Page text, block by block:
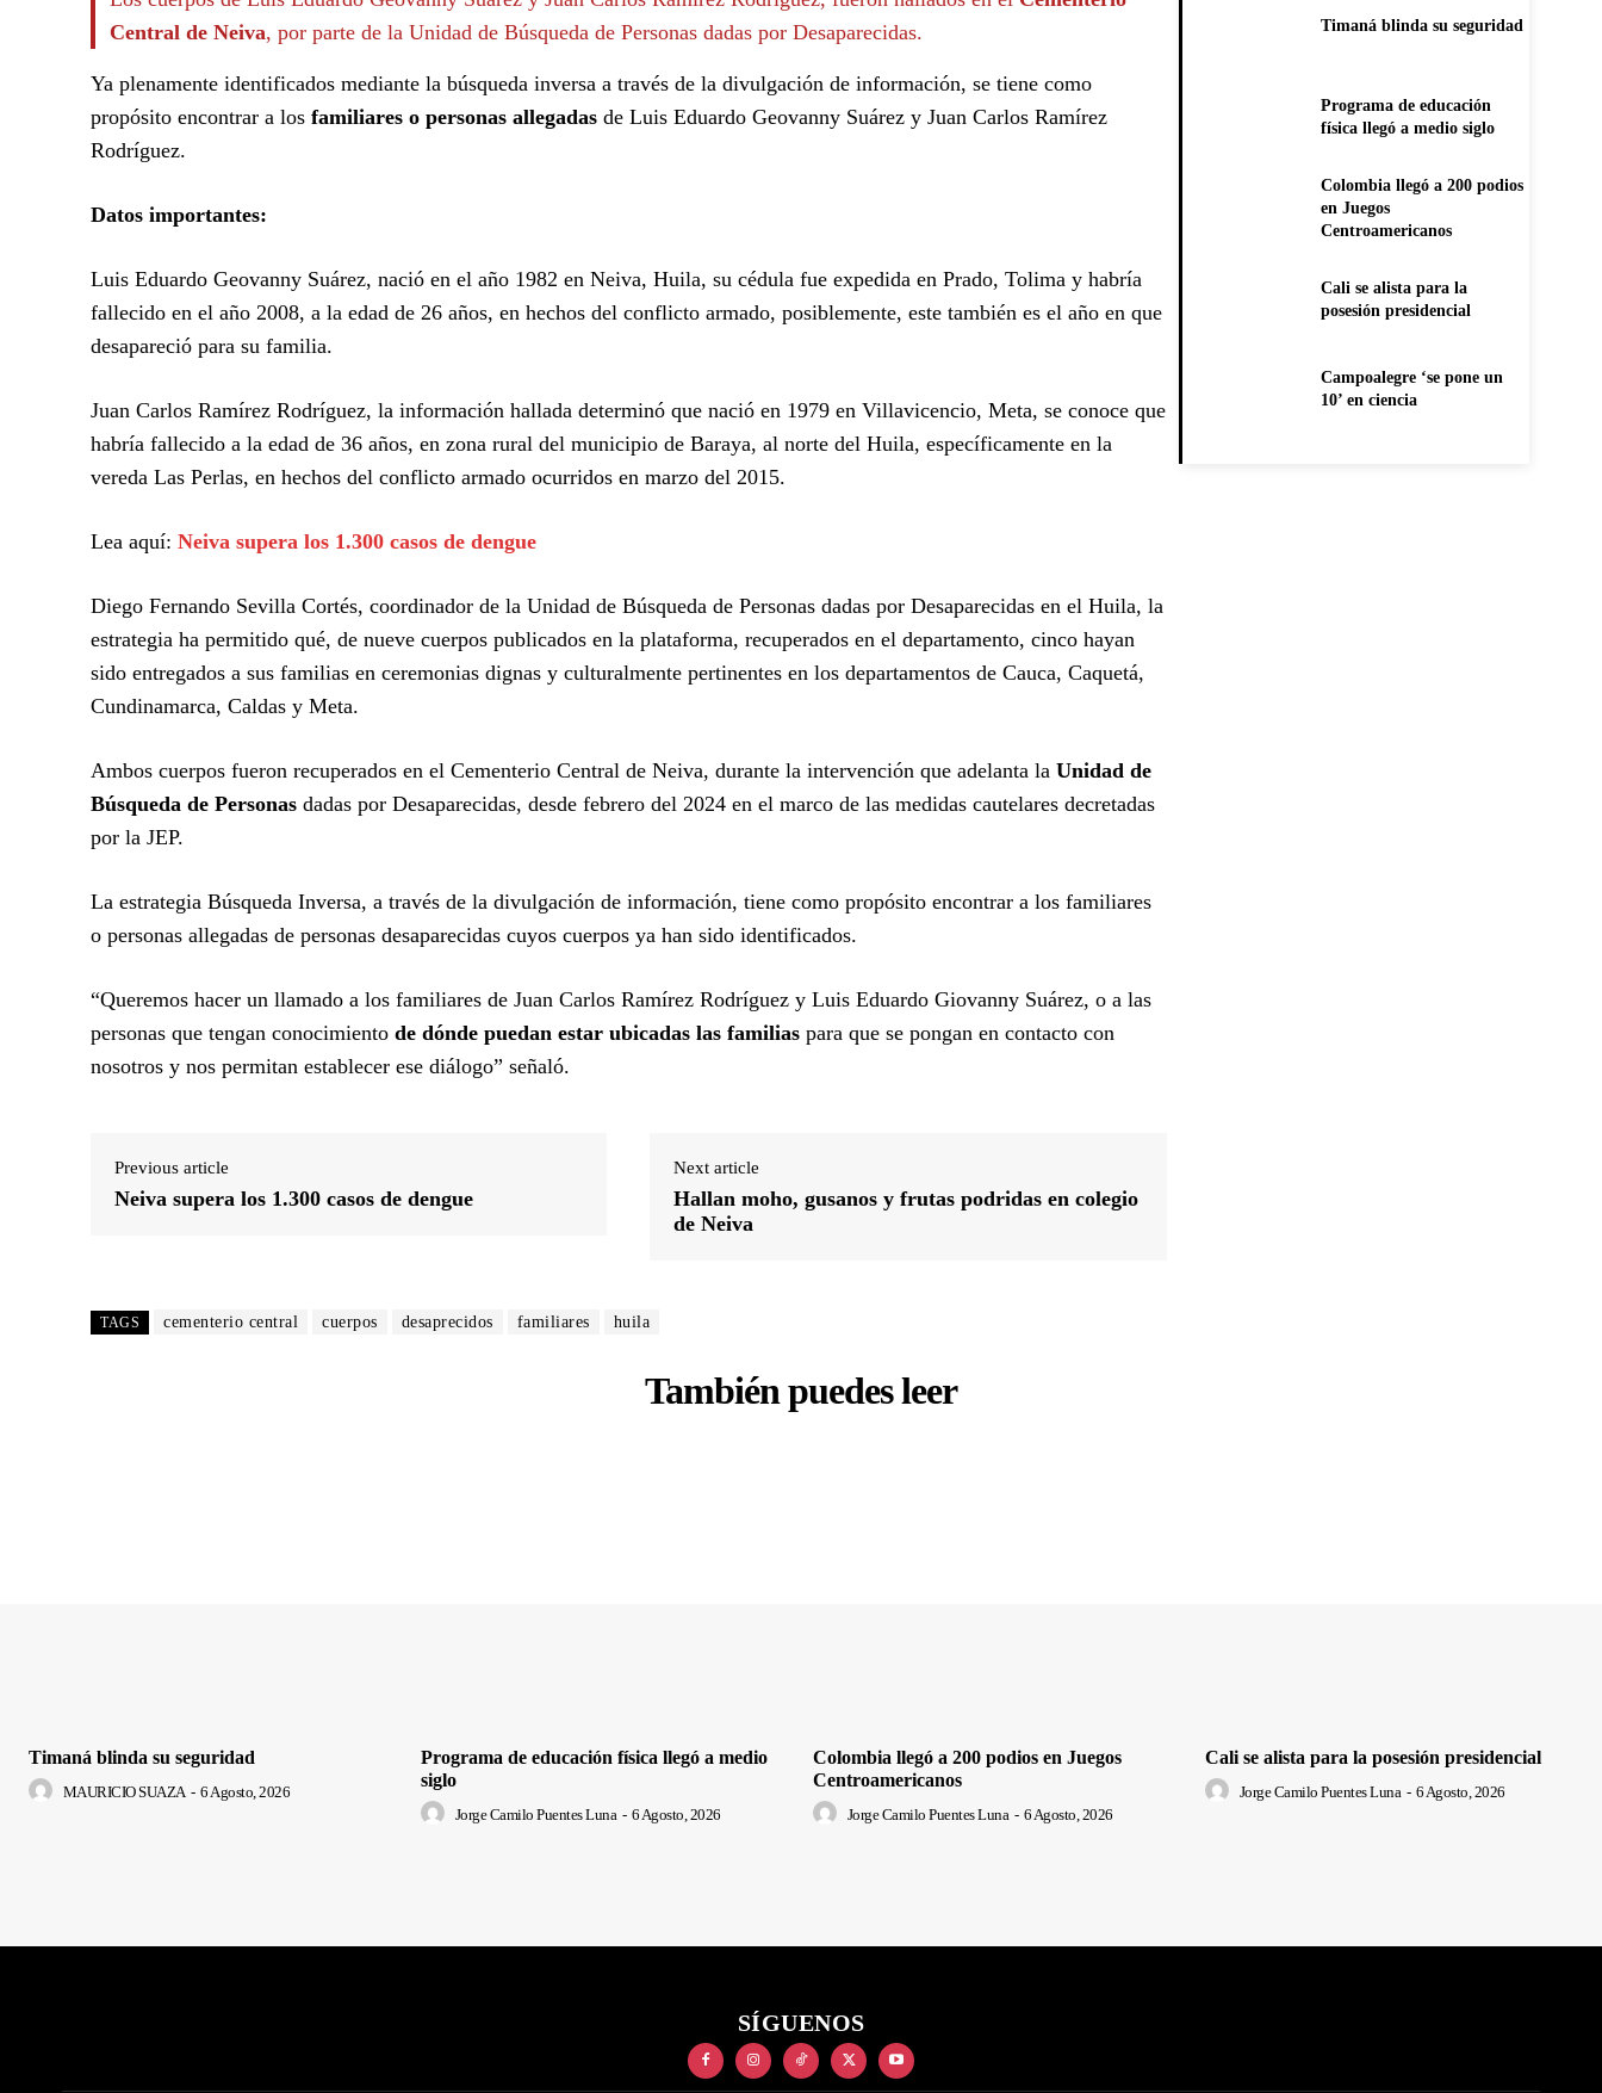
Central de Neiva, por parte de la Unidad de Búsqueda de Personas dadas por Desaparecidas.
Ya plenamente identificados mediante la búsqueda inversa a través de la divulgación de información, se tiene como
propósito encontrar a los familiares o personas allegadas de Luis Eduardo Geovanny Suárez y Juan Carlos Ramírez
Rodríguez.
Datos importantes:
Luis Eduardo Geovanny Suárez, nació en el año 1982 en Neiva, Huila, su cédula fue expedida en Prado, Tolima y habría
fallecido en el año 2008, a la edad de 26 años, en hechos del conflicto armado, posiblemente, este también es el año en que
desapareció para su familia.
Juan Carlos Ramírez Rodríguez, la información hallada determinó que nació en 1979 en Villavicencio, Meta, se conoce que
habría fallecido a la edad de 36 años, en zona rural del municipio de Baraya, al norte del Huila, específicamente en la
vereda Las Perlas, en hechos del conflicto armado ocurridos en marzo del 2015.
Lea aquí: Neiva supera los 1.300 casos de dengue
Diego Fernando Sevilla Cortés, coordinador de la Unidad de Búsqueda de Personas dadas por Desaparecidas en el Huila, la
estrategia ha permitido qué, de nueve cuerpos publicados en la plataforma, recuperados en el departamento, cinco hayan
sido entregados a sus familias en ceremonias dignas y culturalmente pertinentes en los departamentos de Cauca, Caquetá,
Cundinamarca, Caldas y Meta.
Ambos cuerpos fueron recuperados en el Cementerio Central de Neiva, durante la intervención que adelanta la Unidad de
Búsqueda de Personas dadas por Desaparecidas, desde febrero del 2024 en el marco de las medidas cautelares decretadas
por la JEP.
La estrategia Búsqueda Inversa, a través de la divulgación de información, tiene como propósito encontrar a los familiares
o personas allegadas de personas desaparecidas cuyos cuerpos ya han sido identificados.
“Queremos hacer un llamado a los familiares de Juan Carlos Ramírez Rodríguez y Luis Eduardo Giovanny Suárez, o a las
personas que tengan conocimiento de dónde puedan estar ubicadas las familias para que se pongan en contacto con
nosotros y nos permitan establecer ese diálogo” señaló.
Previous article
Neiva supera los 1.300 casos de dengue
Next article
Hallan moho, gusanos y frutas podridas en colegio
de Neiva
TAGS cementerio central cuerpos desaprecidos familiares huila
Timaná blinda su seguridad
Programa de educación
física llegó a medio siglo
Colombia llegó a 200 podios
en Juegos
Centroamericanos
Cali se alista para la
posesión presidencial
Campoalegre ‘se pone un
10’ en ciencia
También puedes leer
Timaná blinda su seguridad
MAURICIO SUAZA - 6 Agosto, 2026
Programa de educación física llegó a medio
siglo
Jorge Camilo Puentes Luna - 6 Agosto, 2026
Colombia llegó a 200 podios en Juegos
Centroamericanos
Jorge Camilo Puentes Luna - 6 Agosto, 2026
Cali se alista para la posesión presidencial
Jorge Camilo Puentes Luna - 6 Agosto, 2026
SÍGUENOS